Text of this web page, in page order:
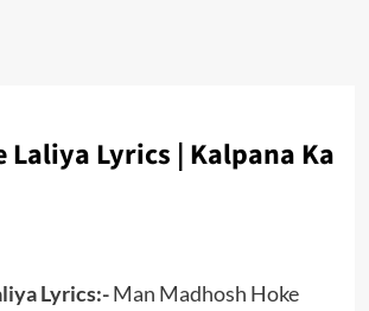
Laliya Lyrics | Kalpana Ka
Lyrics:-Man Madhosh Hoke